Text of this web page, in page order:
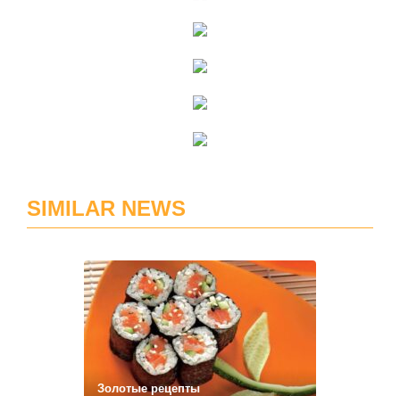
SIMILAR NEWS
Золотые рецепты